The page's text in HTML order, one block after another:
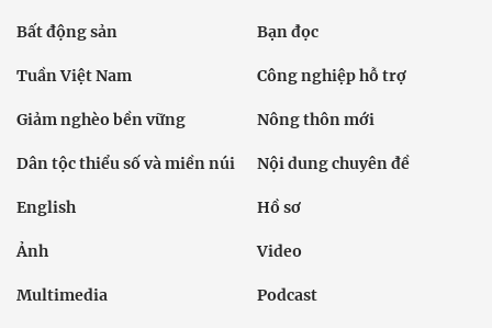
Bất động sản Bạn đọc
Tuần Việt Nam Công nghiệp hỗ trợ
Giảm nghèo bền vững Nông thôn mới
Dân tộc thiểu số và miền núi Nội dung chuyên đề
English Hồ sơ
Ảnh Video
Multimedia Podcast